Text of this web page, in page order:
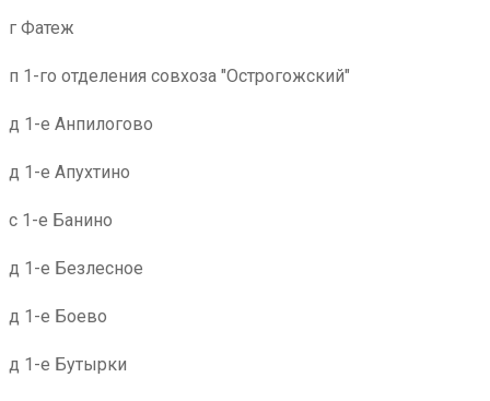
г Фатеж
п 1-го отделения совхоза "Острогожский"
д 1-е Анпилогово
д 1-е Апухтино
с 1-е Банино
д 1-е Безлесное
д 1-е Боево
д 1-е Бутырки